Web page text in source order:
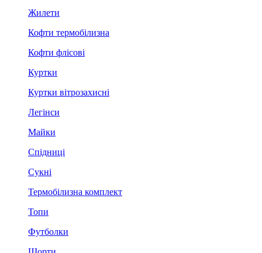
Жилети
Кофти термобілизна
Кофти флісові
Куртки
Куртки вітрозахисні
Легінси
Майки
Спідниці
Сукні
Термобілизна комплект
Топи
Футболки